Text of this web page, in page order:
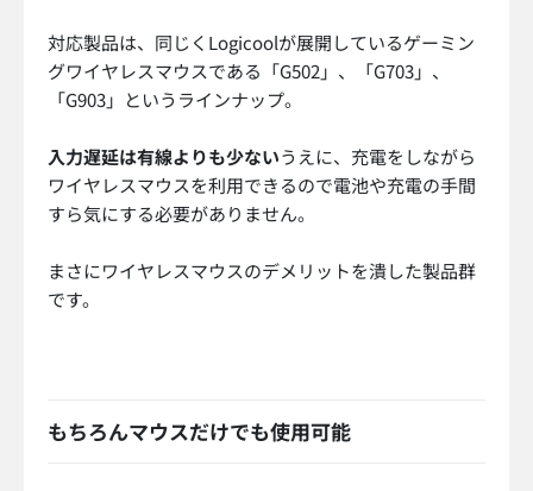
対応製品は、同じくLogicoolが展開しているゲーミン
グワイヤレスマウスである「G502」、「G703」、
「G903」というラインナップ。
入力遅延は有線よりも少ないうえに、充電をしながら
ワイヤレスマウスを利用できるので電池や充電の手間
すら気にする必要がありません。
まさにワイヤレスマウスのデメリットを潰した製品群
です。
もちろんマウスだけでも使用可能